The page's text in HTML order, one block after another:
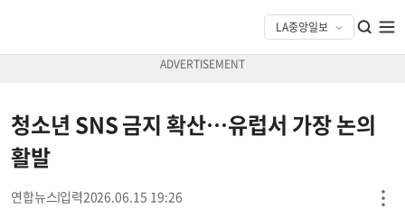
청소년 SNS 금지 확산…유럽서 가장 논의
활발
연합뉴스 2026.06.15 19:26